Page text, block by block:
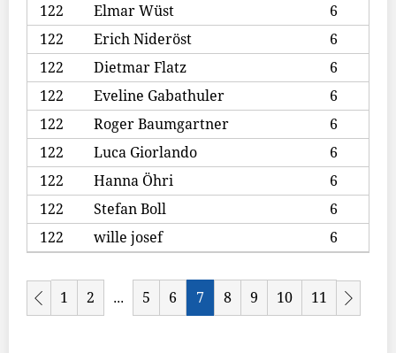
122
Elmar Wüst
6
122
Erich Nideröst
6
122
Dietmar Flatz
6
122
Eveline Gabathuler
6
122
Roger Baumgartner
6
122
Luca Giorlando
6
122
Hanna Öhri
6
122
Stefan Boll
6
122
wille josef 6
1 2 ... 5 6 7 8 9 10 11